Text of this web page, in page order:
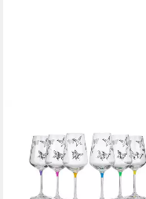
Weinglas Butterfly
350 ml 6er Set, 6-tlg.,
Kristallglas, mehrfarbig,
Schmetterlinge